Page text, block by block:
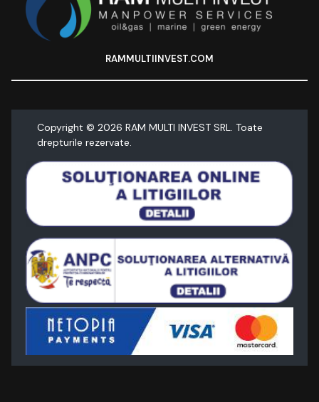
RAMMULTIINVEST.COM
Copyright © 2026 RAM MULTI INVEST SRL. Toate
drepturile rezervate.